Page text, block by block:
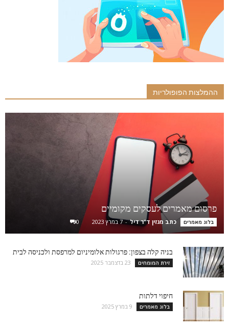
ההמלצות הפופולריות
פרסום מאמרים לעסקים מקומיים
בלוג מאמרים כתב מגזין ד"ר דיל - 7 במרץ 2023 0
בניה קלה בצפון: פרגולות אלומיניום למרפסת ולכניסה לבית
זירת המומחים 23 בדצמבר 2025
חיפוי דלתות
בלוג מאמרים 9 במרץ 2025